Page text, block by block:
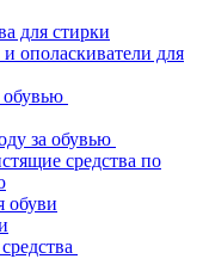
для стирки
ополаскиватели для
обувью
за обувью
средства по
обуви